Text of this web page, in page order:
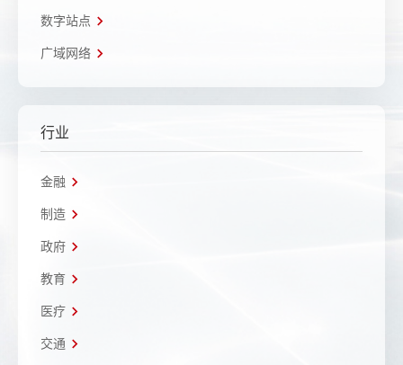
数字站点
广域网络
行业
金融
制造
政府
教育
医疗
交通